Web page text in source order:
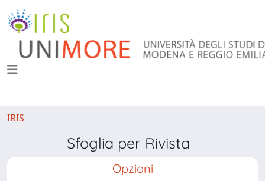
IRIS
Sfoglia per Rivista
Opzioni